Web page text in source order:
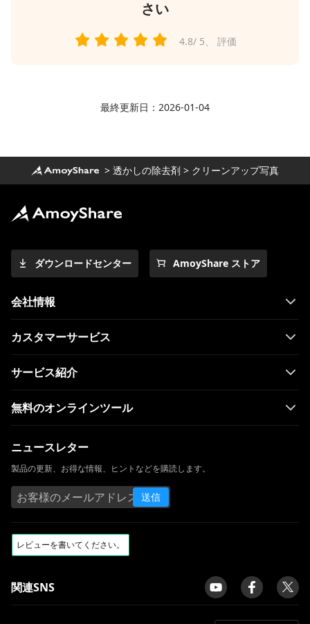
さい
4.8/ 5、 評価
最終更新日：2026-01-04
> 透かしの除去剤 > クリーンアップ写真
ダウンロードセンター AmoyShare ストア
会社情報
カスタマーサービス
サービス紹介
無料のオンラインツール
ニュースレター
製品の更新、お得な情報、ヒントなどを購読します。
送信
関連SNS